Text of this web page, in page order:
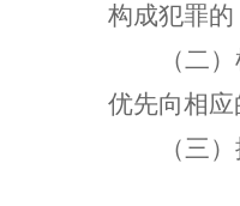
构成犯罪的
（二）
优先向相应
（三）